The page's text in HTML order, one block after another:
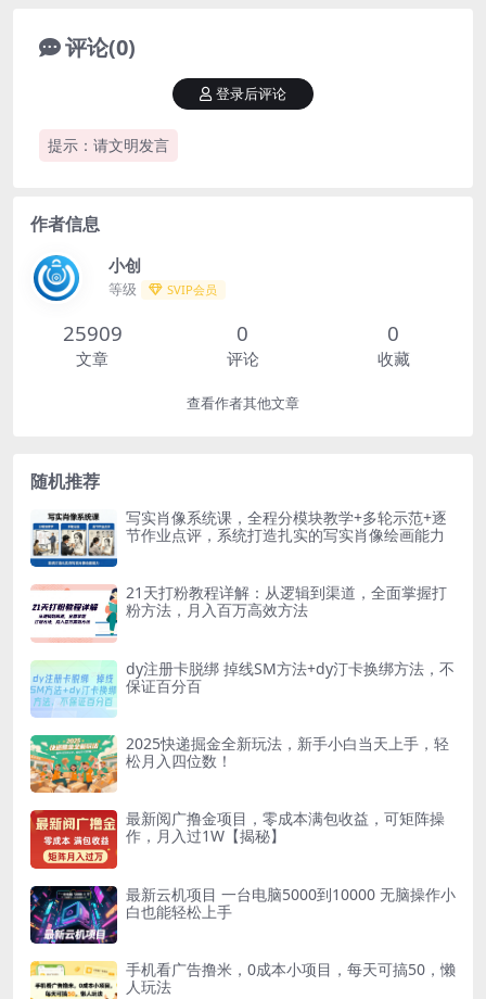
评论(0)
提示：请文明发言
登录后评论
作者信息
小创
等级 SVIP会员
25909
文章
0
评论
0
收藏
查看作者其他文章
随机推荐
写实肖像系统课，全程分模块教学+多轮示范+逐
节作业点评，系统打造扎实的写实肖像绘画能力
21天打粉教程详解：从逻辑到渠道，全面掌握打
粉方法，月入百万高效方法
dy注册卡脱绑 掉线SM方法+dy汀卡换绑方法，不
保证百分百
2025快递掘金全新玩法，新手小白当天上手，轻
松月入四位数！
最新阅广撸金项目，零成本满包收益，可矩阵操
作，月入过1W【揭秘】
最新云机项目 一台电脑5000到10000 无脑操作小
白也能轻松上手
手机看广告撸米，0成本小项目，每天可搞50，懒
人玩法